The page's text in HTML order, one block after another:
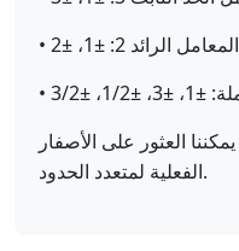
الرائد 2: ±1، ±2
2، ±3/2
العثور على الأصفار
الفعلية لمتعدد الحدود.